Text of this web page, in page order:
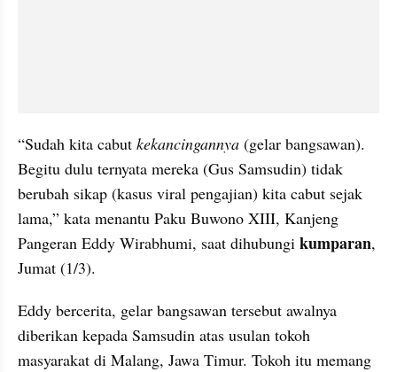
“Sudah kita cabut kekancingannya (gelar bangsawan).
Begitu dulu ternyata mereka (Gus Samsudin) tidak
berubah sikap (kasus viral pengajian) kita cabut sejak
lama,” kata menantu Paku Buwono XIII, Kanjeng
Pangeran Eddy Wirabhumi, saat dihubungi kumparan,
Jumat (1/3).
Eddy bercerita, gelar bangsawan tersebut awalnya
diberikan kepada Samsudin atas usulan tokoh
masyarakat di Malang, Jawa Timur. Tokoh itu memang